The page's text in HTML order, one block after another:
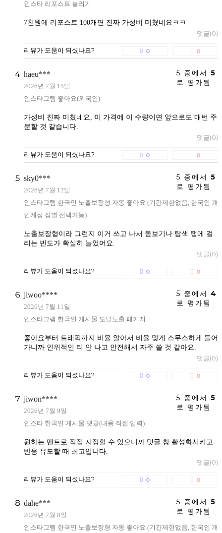
인스타 리포스트 늘리기
7천원에 리포스트 100개면 진짜 가성비 미쳤네요ㅋㅋ
댓글(0)
리뷰가 도움이 되셨나요? 0 0
5 중에서 5
로 평가됨
haeu***
2026년 7월 15일
인스타그램 좋아요(외국인)
가성비 진짜 미쳤네요, 이 가격에 이 수량이면 앞으로도 매번 주
문할 것 같습니다.
댓글(0)
리뷰가 도움이 되셨나요? 0 0
5 중에서 5
로 평가됨
sky0***
2026년 7월 12일
인스타그램 한국인 노출보장형 자동 좋아요 (기간제한없음, 한국인 개
인계정 성별 선택가능)
노출보장형이라 그런지 이거 쓰고 나서 돋보기나 탐색 탭에 걸
리는 빈도가 확실히 늘었어요.
댓글(0)
리뷰가 도움이 되셨나요? 0 0
5 중에서 4
로 평가됨
jiwoo****
2026년 7월 11일
인스타그램 한국인 게시물 도달노출 패키지
좋아요부터 트래픽까지 비율 알아서 비율 맞게 스무스하게 들어
가니까 인위적인 티 안 나고 안전해서 자주 쓸 것 같아요.
댓글(0)
리뷰가 도움이 되셨나요? 0 0
5 중에서 5
로 평가됨
jiwon****
2026년 7월 9일
인스타 한국인 게시물 댓글(내용 직접 입력)
원하는 멘트로 직접 지정할 수 있으니까 댓글 창 활성화시키고
반응 유도할 때 최고입니다.
댓글(0)
리뷰가 도움이 되셨나요? 0 0
5 중에서 5
로 평가됨
dahe***
2026년 7월 8일
인스타그램 한국인 노출보장형 자동 좋아요 (기간제한없음, 한국인 개